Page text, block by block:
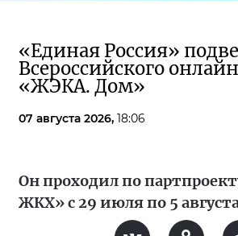
«Единая Россия»
Всероссийского
«ЖЭКА. Дом»
07 августа 2026, 18:06
Он проходил по
ЖКХ» с 29 июля по 5